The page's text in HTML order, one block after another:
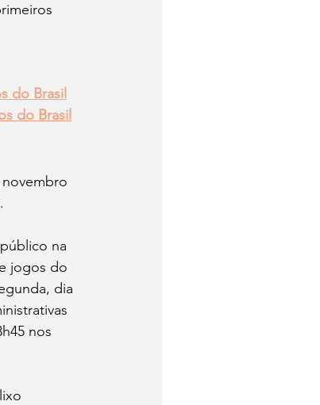
do Brasil
do Brasil
na
jogos do
dia
nos